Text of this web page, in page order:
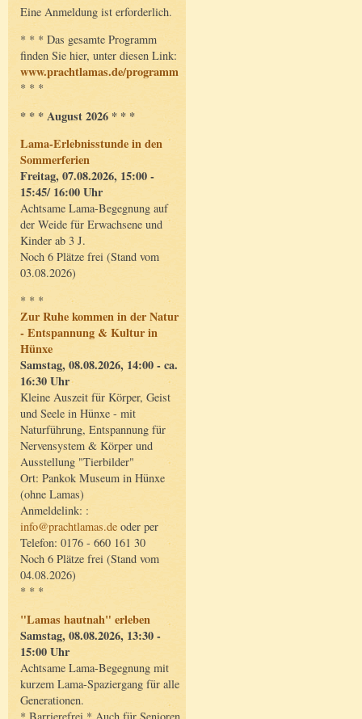
Eine Anmeldung ist erforderlich.
* * * Das gesamte Programm
finden Sie hier, unter diesen Link:
www.prachtlamas.de/programm
* * *
* * * August 2026 * * *
Lama-Erlebnisstunde in den
Sommerferien
Freitag, 07.08.2026, 15:00 -
15:45/ 16:00 Uhr
Achtsame Lama-Begegnung auf
der Weide für Erwachsene und
Kinder ab 3 J.
Noch 6 Plätze frei (Stand vom
03.08.2026)
* * *
Zur Ruhe kommen in der Natur
- Entspannung & Kultur in
Hünxe
Samstag, 08.08.2026, 14:00 - ca.
16:30 Uhr
Kleine Auszeit für Körper, Geist
und Seele in Hünxe - mit
Naturführung, Entspannung für
Nervensystem & Körper und
Ausstellung "Tierbilder"
Ort: Pankok Museum in Hünxe
(ohne Lamas)
Anmeldelink: :
info@prachtlamas.de oder per
Telefon: 0176 - 660 161 30
Noch 6 Plätze frei (Stand vom
04.08.2026)
* * *
"Lamas hautnah" erleben
Samstag, 08.08.2026, 13:30 -
15:00 Uhr
Achtsame Lama-Begegnung mit
kurzem Lama-Spaziergang für alle
Generationen.
* Barrierefrei * Auch für Senioren